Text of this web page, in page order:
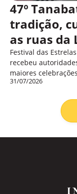
47º
tradição,
as ruas da
Festival das
recebeu
maiores
31/07/2026